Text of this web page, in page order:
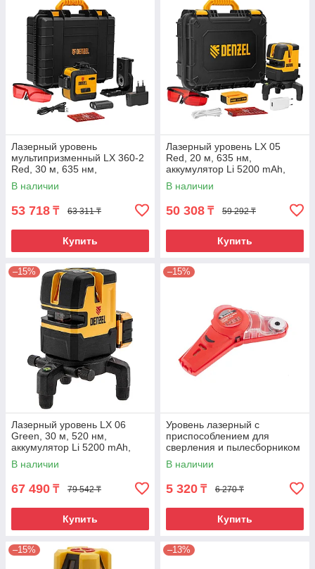
Лазерный уровень
мультипризменный LX 360-2
Red, 30 м, 635 нм,
аккумулятор Li 2800 мАч,
резьба 5/8" Denzel
В наличии
53 718 ₸ 63 311 ₸
Купить
Лазерный уровень LX 05
Red, 20 м, 635 нм,
аккумулятор Li 5200 mAh,
резьба 5/8" Denzel
В наличии
50 308 ₸ 59 292 ₸
Купить
–15%
Лазерный уровень LX 06
Green, 30 м, 520 нм,
аккумулятор Li 5200 mAh,
резьба 5/8" Denzel
В наличии
67 490 ₸ 79 542 ₸
Купить
–15%
Уровень лазерный с
приспособлением для
сверления и пылесборником
Matrix
В наличии
5 320 ₸ 6 270 ₸
Купить
–15% –13%